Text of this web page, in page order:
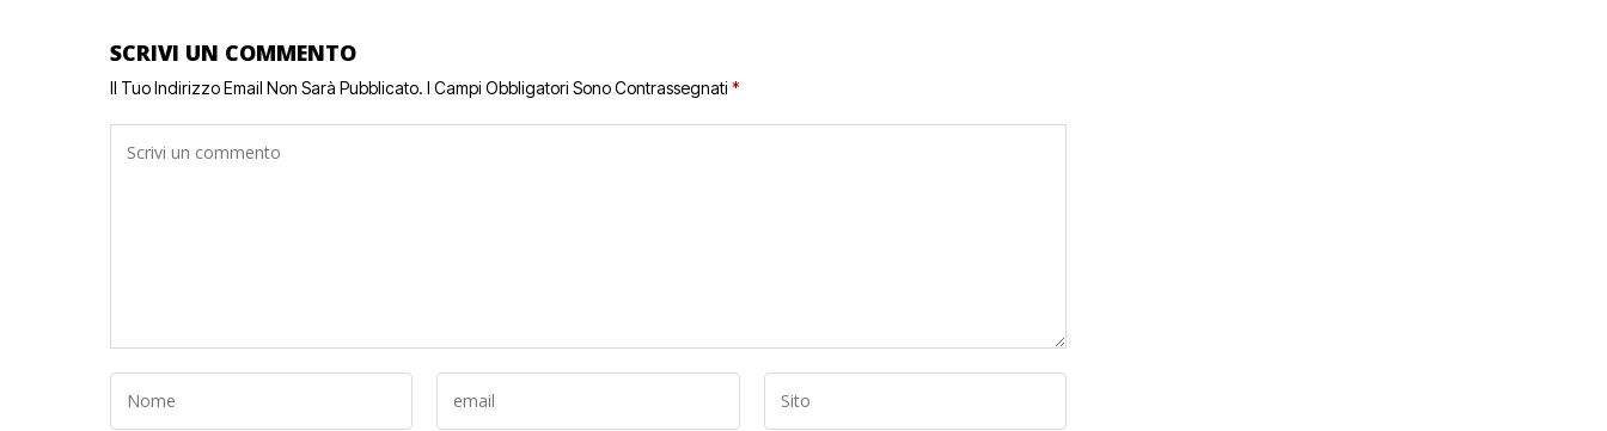
SCRIVI UN COMMENTO
Il Tuo Indirizzo Email Non Sarà Pubblicato. I Campi Obbligatori Sono Contrassegnati *